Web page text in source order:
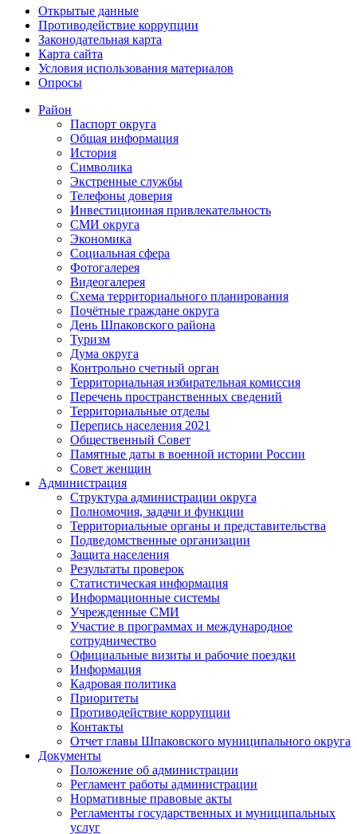
Открытые данные
Противодействие коррупции
Законодательная карта
Карта сайта
Условия использования материалов
Опросы
Район
Паспорт округа
Общая информация
История
Символика
Экстренные службы
Телефоны доверия
Инвестиционная привлекательность
СМИ округа
Экономика
Социальная сфера
Фотогалерея
Видеогалерея
Схема территориального планирования
Почётные граждане округа
День Шпаковского района
Туризм
Дума округа
Контрольно счетный орган
Территориальная избирательная комиссия
Перечень пространственных сведений
Территориальные отделы
Перепись населения 2021
Общественный Совет
Памятные даты в военной истории России
Совет женщин
Администрация
Структура администрации округа
Полномочия, задачи и функции
Территориальные органы и представительства
Подведомственные организации
Защита населения
Результаты проверок
Статистическая информация
Информационные системы
Учрежденные СМИ
Участие в программах и международное
сотрудничество
Официальные визиты и рабочие поездки
Информация
Кадровая политика
Приоритеты
Противодействие коррупции
Контакты
Отчет главы Шпаковского муниципального округа
Документы
Положение об администрации
Регламент работы администрации
Нормативные правовые акты
Регламенты государственных и муниципальных
услуг